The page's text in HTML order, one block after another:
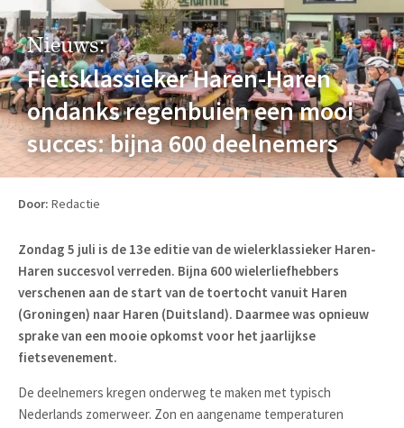
Nieuws:
Fietsklassieker Haren-Haren
ondanks regenbuien een mooi
succes: bijna 600 deelnemers
Door: Redactie
Zondag 5 juli is de 13e editie van de wielerklassieker Haren-
Haren succesvol verreden. Bijna 600 wielerliefhebbers
verschenen aan de start van de toertocht vanuit Haren
(Groningen) naar Haren (Duitsland). Daarmee was opnieuw
sprake van een mooie opkomst voor het jaarlijkse
fietsevenement.
De deelnemers kregen onderweg te maken met typisch
Nederlands zomerweer. Zon en aangename temperaturen